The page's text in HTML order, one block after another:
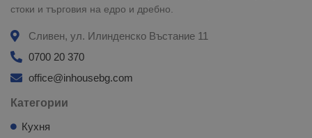
стоки и търговия на едро и дребно.
Сливен, ул. Илинденско Въстание 11
0700 20 370
office@inhousebg.com
Категории
Кухня